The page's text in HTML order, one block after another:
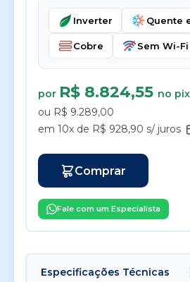
Inverter Quente
Cobre Sem Wi-Fi
por R$ 8.824,55 no pix
ou R$ 9.289,00
em 10x de R$ 928,90 s/ juros
Comprar
Fale com um Especialista
Especificações Técnicas